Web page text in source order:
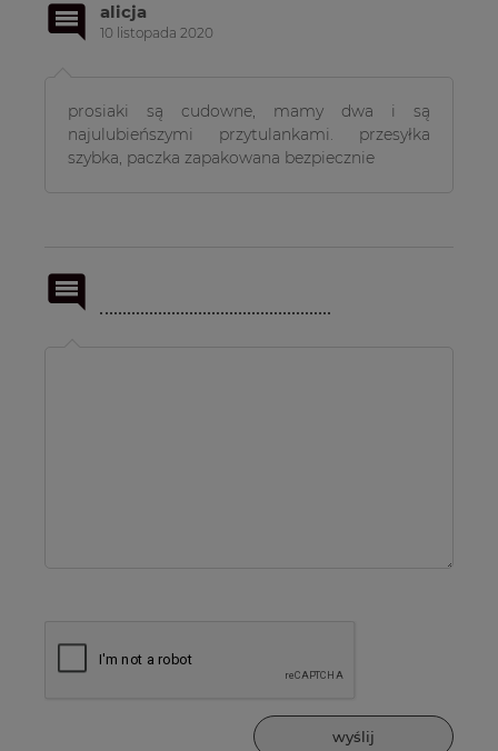
alicja
10 listopada 2020
prosiaki są cudowne, mamy dwa i są
najulubieńszymi przytulankami. przesyłka
szybka, paczka zapakowana bezpiecznie
wyślij